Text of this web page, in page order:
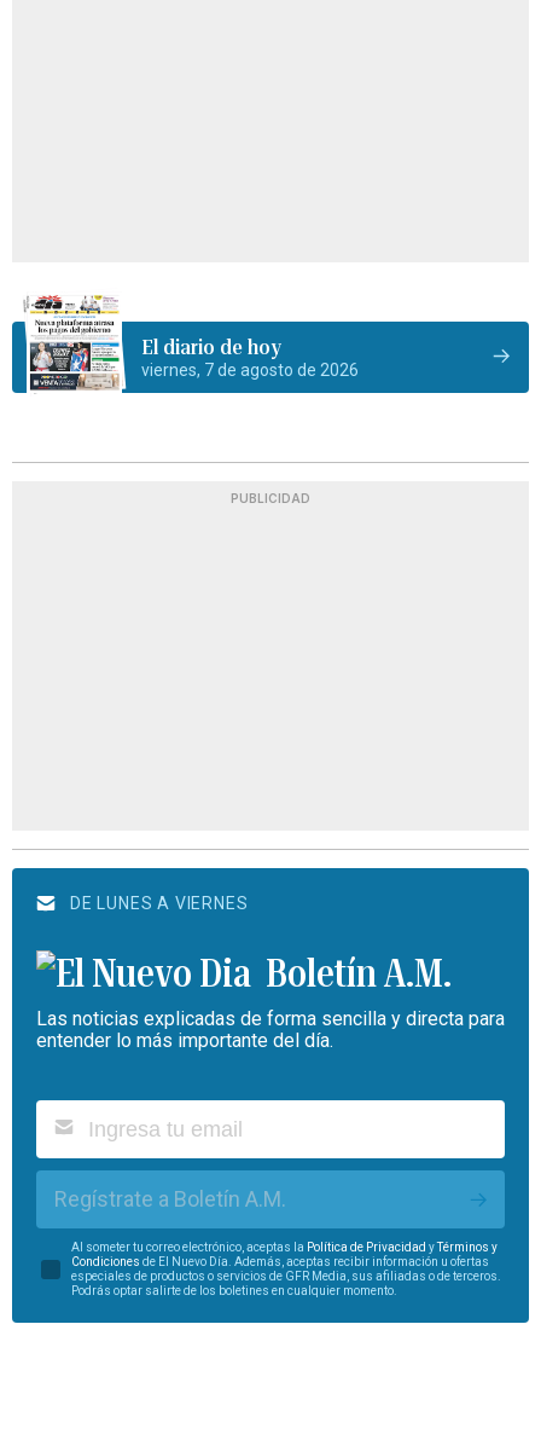
El diario de hoy
viernes, 7 de agosto de 2026
PUBLICIDAD
DE LUNES A VIERNES
Boletín A.M.
Las noticias explicadas de forma sencilla y directa para
entender lo más importante del día.
Regístrate a Boletín A.M.
Al someter tu correo electrónico, aceptas la Política de Privacidad yTérminos y
Condiciones de El Nuevo Día. Además, aceptas recibir información u ofertas
especiales de productos o servicios de GFR Media, sus afiliadas o de terceros.
Podrás optar salirte de los boletines en cualquier momento.